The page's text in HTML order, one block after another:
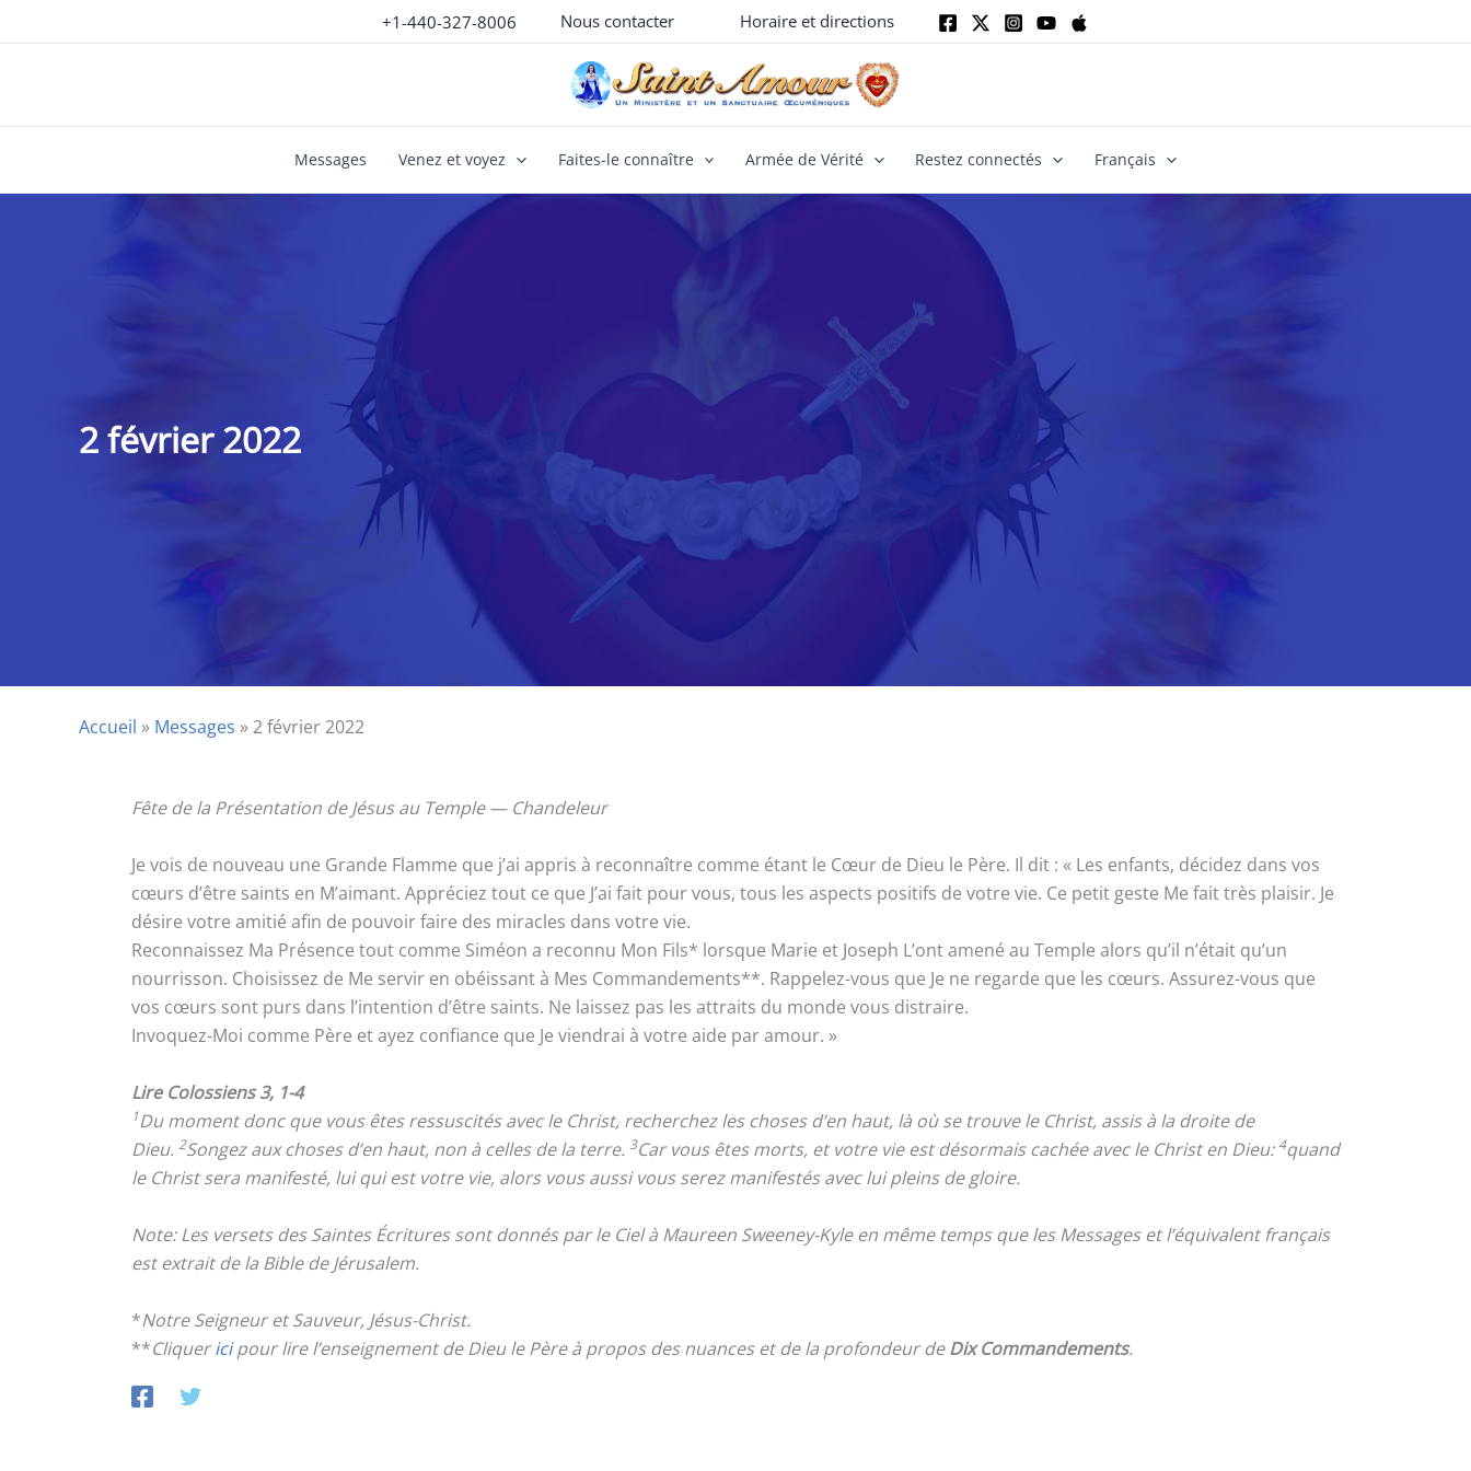
au
+1-440-327-8006 Nous contacter Horaire et directions
Messages Venez et voyez Faites-le connaître Armée de Vérité Restez connectés Français
2 février 2022
Accueil » Messages »2 février 2022
Fête de la Présentation de Jésus au Temple — Chandeleur
Je vois de nouveau une Grande Flamme que j’ai appris à reconnaître comme étant le Cœur de Dieu le Père. Il dit : « Les enfants, décidez dans vos
cœurs d’être saints en M’aimant. Appréciez tout ce que J’ai fait pour vous, tous les aspects positifs de votre vie. Ce petit geste Me fait très plaisir. Je
désire votre amitié afin de pouvoir faire des miracles dans votre vie.
Reconnaissez Ma Présence tout comme Siméon a reconnu Mon Fils* lorsque Marie et Joseph L’ont amené au Temple alors qu’il n’était qu’un
nourrisson. Choisissez de Me servir en obéissant à Mes Commandements**. Rappelez-vous que Je ne regarde que les cœurs. Assurez-vous que
vos cœurs sont purs dans l’intention d’être saints. Ne laissez pas les attraits du monde vous distraire.
Invoquez-Moi comme Père et ayez confiance que Je viendrai à votre aide par amour. »
Lire Colossiens 3, 1-4
1Du moment donc que vous êtes ressuscités avec le Christ, recherchez les choses d’en haut, là où se trouve le Christ, assis à la droite de
Dieu. 2Songez aux choses d’en haut, non à celles de la terre. 3Car vous êtes morts, et votre vie est désormais cachée avec le Christ en Dieu: 4quand
le Christ sera manifesté, lui qui est votre vie, alors vous aussi vous serez manifestés avec lui pleins de gloire.
Note: Les versets des Saintes Écritures sont donnés par le Ciel à Maureen Sweeney-Kyle en même temps que les Messages et l’équivalent français
est extrait de la Bible de Jérusalem.
*Notre Seigneur et Sauveur, Jésus-Christ.
**Cliquericipour lire l’enseignement de Dieu le Père à propos des nuances et de la profondeur deDix Commandements.